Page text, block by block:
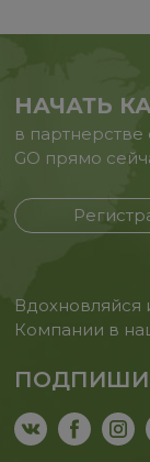
НАЧАТЬ
в партнерстве
GO прямо
Вдохновляйся
Компании в